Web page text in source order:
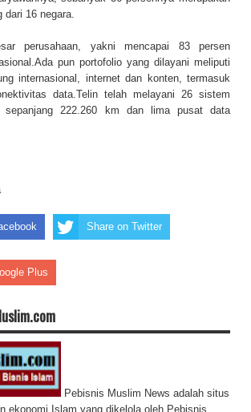
dari 16 negara.
perusahaan, yakni mencapai 83 persen
pun portofolio yang dilayani meliputi
internasional, internet dan konten, termasuk
data.Telin telah melayani 26 sistem
sepanjang 222.260 km dan lima pusat data
Share on Twitter
Plus
Pebisnis Muslim News adalah situs
ekonomi Islam yang dikelola oleh Pebisnis